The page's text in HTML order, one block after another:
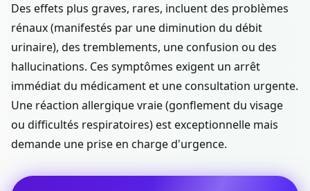
Des effets plus graves, rares, incluent des problèmes
rénaux (manifestés par une diminution du débit
urinaire), des tremblements, une confusion ou des
hallucinations. Ces symptômes exigent un arrêt
immédiat du médicament et une consultation urgente.
Une réaction allergique vraie (gonflement du visage
ou difficultés respiratoires) est exceptionnelle mais
demande une prise en charge d'urgence.